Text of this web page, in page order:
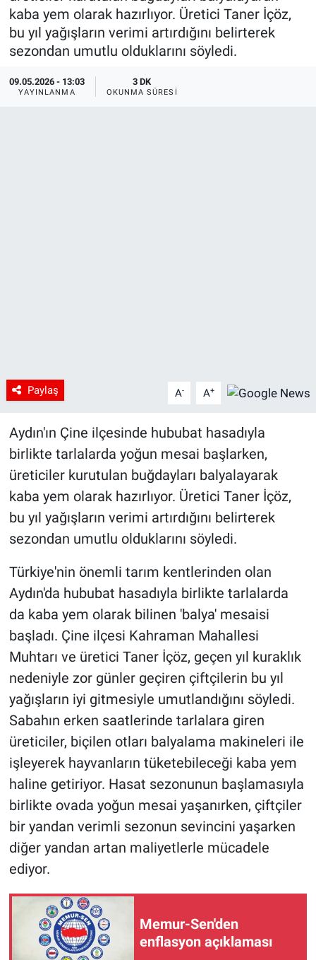
kaba yem olarak hazırlıyor. Üretici Taner İçöz,
bu yıl yağışların verimi artırdığını belirterek
sezondan umutlu olduklarını söyledi.
09.05.2026 - 13:03
YAYINLANMA
3 DK
OKUNMA SÜRESI
Paylaş A- A+
Aydın'ın Çine ilçesinde hububat hasadıyla
birlikte tarlalarda yoğun mesai başlarken,
üreticiler kurutulan buğdayları balyalayarak
kaba yem olarak hazırlıyor. Üretici Taner İçöz,
bu yıl yağışların verimi artırdığını belirterek
sezondan umutlu olduklarını söyledi.
Türkiye'nin önemli tarım kentlerinden olan
Aydın'da hububat hasadıyla birlikte tarlalarda
da kaba yem olarak bilinen 'balya' mesaisi
başladı. Çine ilçesi Kahraman Mahallesi
Muhtarı ve üretici Taner İçöz, geçen yıl kuraklık
nedeniyle zor günler geçiren çiftçilerin bu yıl
yağışların iyi gitmesiyle umutlandığını söyledi.
Sabahın erken saatlerinde tarlalara giren
üreticiler, biçilen otları balyalama makineleri ile
işleyerek hayvanların tüketebileceği kaba yem
haline getiriyor. Hasat sezonunun başlamasıyla
birlikte ovada yoğun mesai yaşanırken, çiftçiler
bir yandan verimli sezonun sevincini yaşarken
diğer yandan artan maliyetlerle mücadele
ediyor.
Memur-Sen'den
enflasyon açıklaması